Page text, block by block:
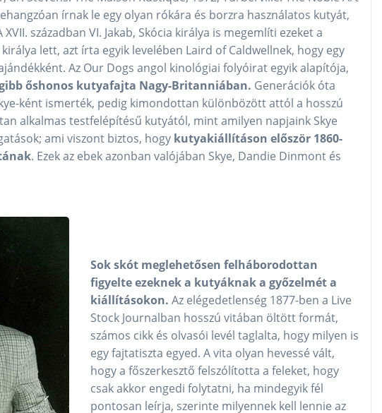
írnak le egy olyan rókára és borzra használatos kutyát,
században VI. Jakab, Skócia királya is megemlíti ezeket a
lett, azt írta egyik levelében Laird of Caldwellnek, hogy egy
Az Our Dogs angol kinológiai folyóirat egyik alapítója,
őshonos kutyafajta Nagy-Britanniában. Generációk óta
ként ismerték, pedig kimondottan különbözött attól a hosszú
alkalmas testfelépítésű kutyától, mint amilyen napjaink Skye
ami viszont biztos, hogykutyakiállításon először 1860-
. Ezek az ebek azonban valójában Skye, Dandie Dinmont és
Sok skót meglehetősen felháborodottan
figyelte ezeknek a kutyáknak a győzelmét a
kiállításokon. Az elégedetlenség 1877-ben a Live
Stock Journalban hosszú vitában öltött formát,
számos cikk és olvasói levél taglalta, hogy milyen is
egy fajtatiszta egyed. A vita olyan hevessé vált,
hogy a főszerkesztő felszólította a feleket, hogy
csak akkor engedi folytatni, ha mindegyik fél
pontosan leírja, szerinte milyennek kell lennie az